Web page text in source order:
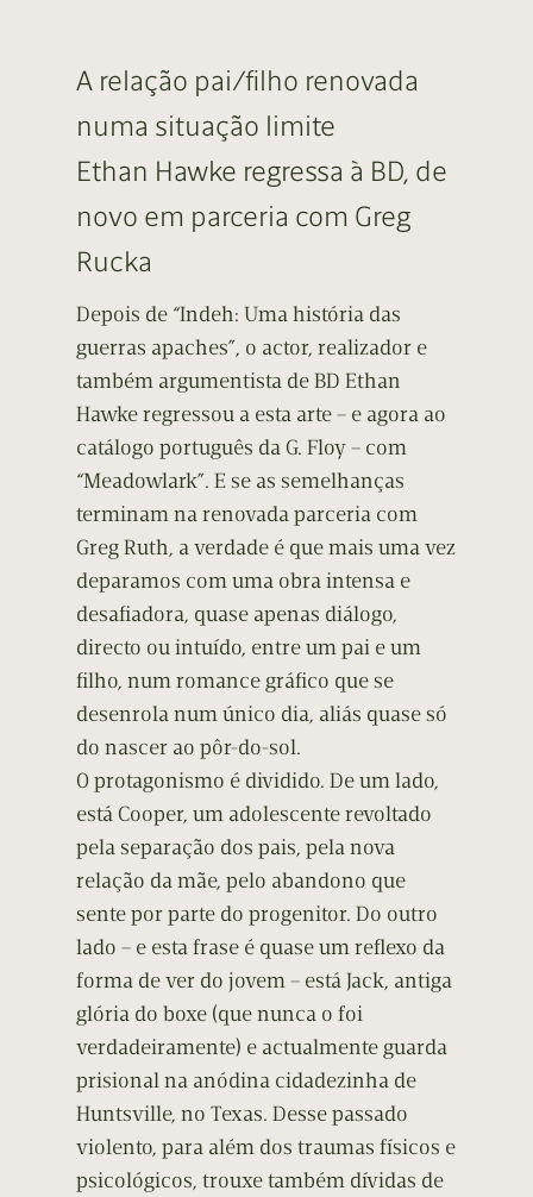
A relação pai/filho renovada
numa situação limite
Ethan Hawke regressa à BD, de
novo em parceria com Greg
Rucka
Depois de “Indeh: Uma história das
guerras apaches”, o actor, realizador e
também argumentista de BD Ethan
Hawke regressou a esta arte – e agora ao
catálogo português da G. Floy – com
“Meadowlark”. E se as semelhanças
terminam na renovada parceria com
Greg Ruth, a verdade é que mais uma vez
deparamos com uma obra intensa e
desafiadora, quase apenas diálogo,
directo ou intuído, entre um pai e um
filho, num romance gráfico que se
desenrola num único dia, aliás quase só
do nascer ao pôr-do-sol.
O protagonismo é dividido. De um lado,
está Cooper, um adolescente revoltado
pela separação dos pais, pela nova
relação da mãe, pelo abandono que
sente por parte do progenitor. Do outro
lado – e esta frase é quase um reflexo da
forma de ver do jovem – está Jack, antiga
glória do boxe (que nunca o foi
verdadeiramente) e actualmente guarda
prisional na anódina cidadezinha de
Huntsville, no Texas. Desse passado
violento, para além dos traumas físicos e
psicológicos, trouxe também dívidas de